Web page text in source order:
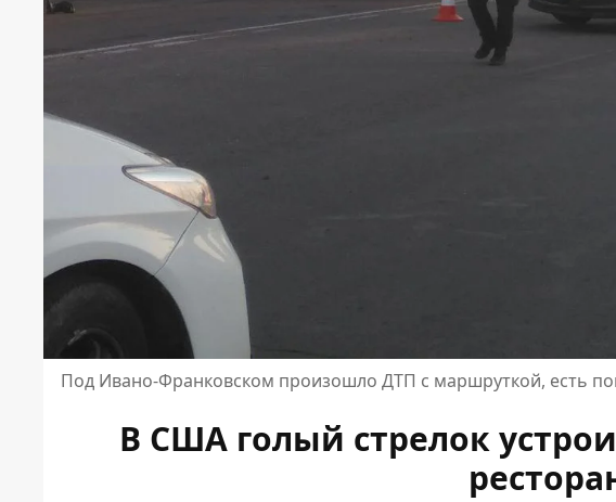
Под Ивано-Франковском произошло ДТП с маршруткой, есть
В США голый стрелок